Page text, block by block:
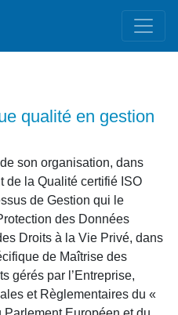
son organisation, dans
de la Qualité certifié ISO
de Gestion qui le
des Données
Droits à la Vie Privé, dans
de Maîtrise des
gérés par l’Entreprise,
et Règlementaires du «